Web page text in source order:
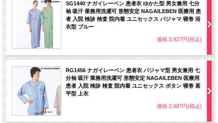
SG1440 ナガイレーベン 患者衣 ゆかた型 男女兼用 七分
袖 吸汗 業務用洗濯可 形態安定 NAGAILEBEN 医療用 患
者 入院 検診 検査 院内着 ユニセックス パジャマ 寝巻 浴
衣型 ブルー
価格:3,927円(税込)
RG1456 ナガイレーベン 患者衣 パジャマ型 男女兼用 七
分袖 吸汗 業務用洗濯可 形態安定 NAGAILEBEN 医療用
患者 入院 検診 検査 院内着 ユニセックス ボタン 寝巻 甚
平型 上衣
価格:2,887円(税込)